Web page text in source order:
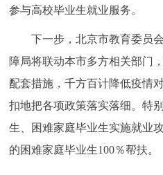
参与高校毕业生就业服务。
下一步，北京市教育委员会
障局将联动本市多方相关部门
配套措施，千方百计降低疫情
扣地把各项政策落实落细。特
生、困难家庭毕业生实施就业
的困难家庭毕业生100％帮扶。